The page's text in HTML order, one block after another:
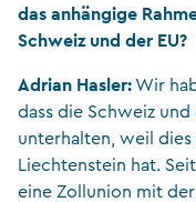
das anhängige
Schweiz und der EU?
Adrian Hasler:Wir
dass die Schweiz
unterhalten, weil
Liechtenstein hat.
eine Zollunion mit